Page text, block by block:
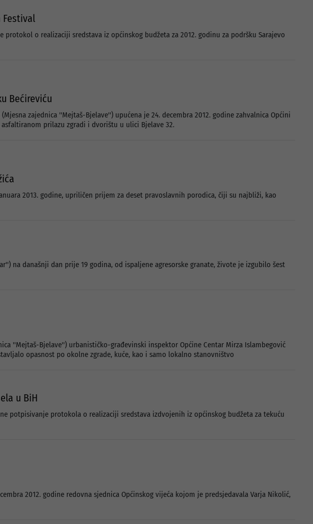
Festival
o realizaciji sredstava iz općinskog budžeta za 2012. godinu za podršku Sarajevo
Bećireviću
zajednica ''Mejtaš-Bjelave'') upućena je 24. decembra 2012. godine zahvalnica Općini
prilazu zgradi i dvorištu u ulici Bjelave 32.
2013. godine, upriličen prijem za deset pravoslavnih porodica, čiji su najbliži, kao
na današnji dan prije 19 godina, od ispaljene agresorske granate, živote je izgubilo šest
''Mejtaš-Bjelave'') urbanističko-građevinski inspektor Općine Centar Mirza Islambegović
opasnost po okolne zgrade, kuće, kao i samo lokalno stanovništvo
u BiH
potpisivanje protokola o realizaciji sredstava izdvojenih iz općinskog budžeta za tekuću
2012. godine redovna sjednica Općinskog vijeća kojom je predsjedavala Varja Nikolić,